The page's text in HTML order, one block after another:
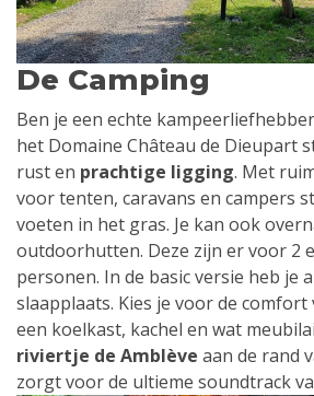
De Camping
Ben je een echte
het Domaine Château de Dieupart
rust en prachtige ligging. Met
voor tenten, caravans en campers
voeten in het gras. Je kan ook
outdoorhutten. Deze zijn er voor 2
personen. In de basic versie heb je
slaapplaats. Kies je voor de comfort
een koelkast, kachel en wat
riviertje de Amblève aan de rand
zorgt voor de ultieme soundtrack